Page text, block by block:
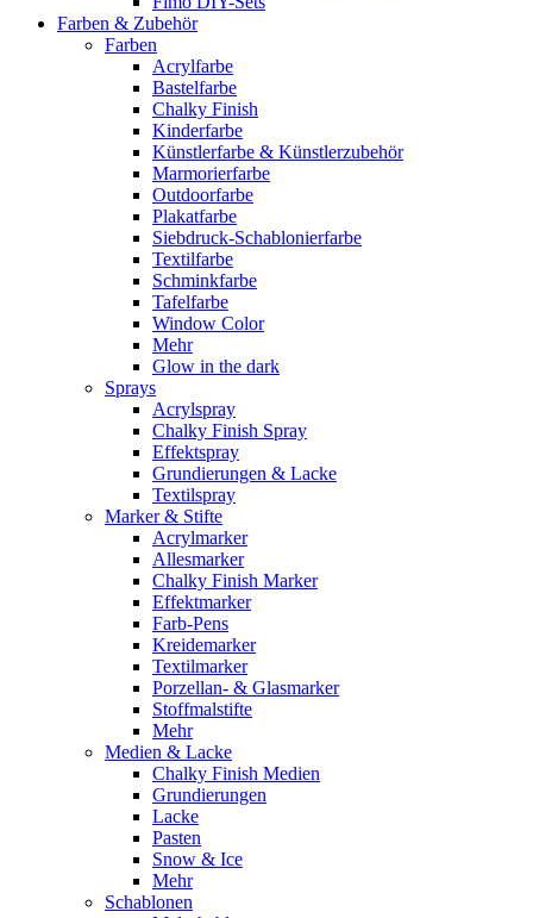
Farben & Zubehör
Farben
Acrylfarbe
Bastelfarbe
Chalky Finish
Kinderfarbe
Künstlerfarbe & Künstlerzubehör
Marmorierfarbe
Outdoorfarbe
Plakatfarbe
Siebdruck-Schablonierfarbe
Textilfarbe
Schminkfarbe
Tafelfarbe
Window Color
Mehr
Glow in the dark
Sprays
Acrylspray
Chalky Finish Spray
Effektspray
Grundierungen & Lacke
Textilspray
Marker & Stifte
Acrylmarker
Allesmarker
Chalky Finish Marker
Effektmarker
Farb-Pens
Kreidemarker
Textilmarker
Porzellan- & Glasmarker
Stoffmalstifte
Mehr
Medien & Lacke
Chalky Finish Medien
Grundierungen
Lacke
Pasten
Snow & Ice
Mehr
Schablonen